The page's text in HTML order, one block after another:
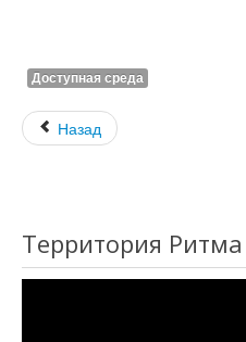
Доступная среда
Назад
Территория Ритма